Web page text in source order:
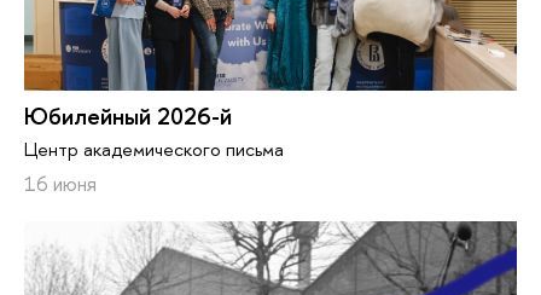
Юбилейный 2026-й
Центр академического письма
16 июня